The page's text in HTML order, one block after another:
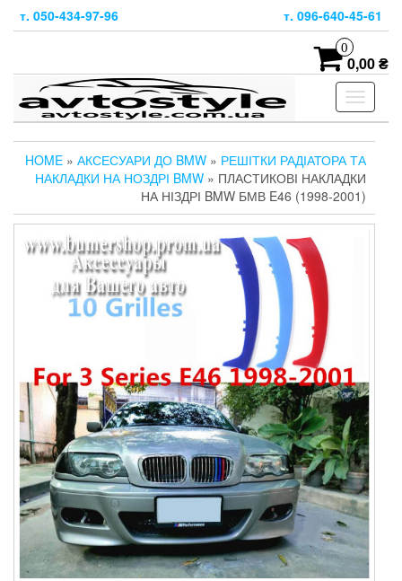
т. 050-434-97-96 т. 096-640-45-61
0
0,00 ₴
Toggle
HOME » АКСЕСУАРИ ДО BMW » РЕШІТКИ РАДІАТОРА ТА
НАКЛАДКИ НА НОЗДРІ BMW » ПЛАСТИКОВІ НАКЛАДКИ
НА НІЗДРІ BMW БМВ E46 (1998-2001)